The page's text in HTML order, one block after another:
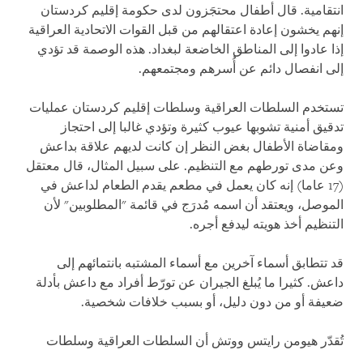
انتقامية. قال أطفال محتجَزون لدى حكومة إقليم كردستان
إنهم يخشون إعادة اعتقالهم من قبل القوات الاتحادية العراقية
إذا عادوا إلى المناطق الخاضعة لبغداد. هذه الوصمة قد تؤدي
إلى انفصال دائم عن أُسرهم ومجتمعهم.
تستخدم السلطات العراقية وسلطات إقليم كردستان عمليات
تدقيق أمنية تشوبها عيوب كثيرة وتؤدي غالبا إلى احتجاز
ومقاضاة الأطفال بغض النظر إن كانت لديهم علاقة بداعش
وعن مدى تورطهم مع التنظيم. على سبيل المثال، قال معتقل
(17 عاما) إنه كان يعمل في مطعم يقدم الطعام لداعش في
الموصل، ويعتقد أن اسمه مُدرَج في قائمة "المطلوبين" لأن
التنظيم أخذ هويته ليدفع أجره.
قد تتطابق أسماء آخرين مع أسماء المشتبه بانتمائهم إلى
داعش. كثيرا ما يُبلغ الجيران عن تورّط أفراد مع داعش بأدلة
ضعيفة أو من دون دليل، أو بسبب خلافات شخصية.
تُقدّر هيومن رايتس ووتش أن السلطات العراقية وسلطات